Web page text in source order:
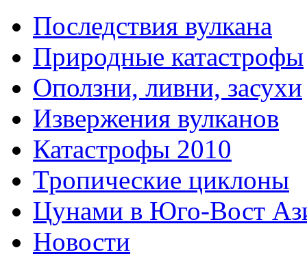
Последствия вулкана
Природные катастрофы
Оползни, ливни, засухи
Извержения вулканов
Катастрофы 2010
Тропические циклоны
Цунами в Юго-Вост
Новости